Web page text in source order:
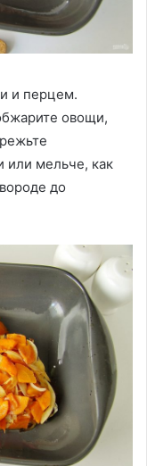
и перцем.
овощи,
или мельче, как
до